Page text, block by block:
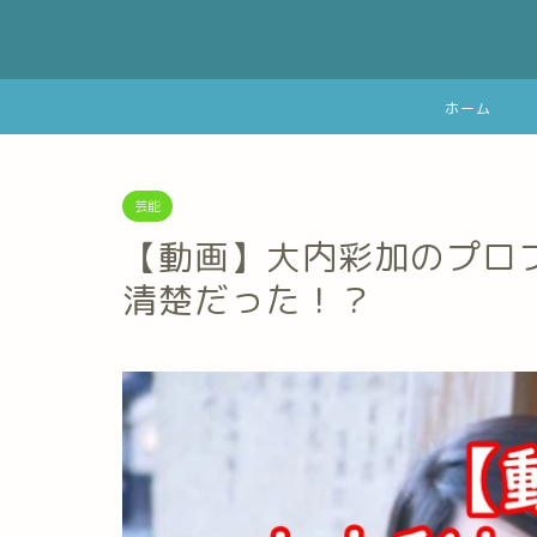
ホーム
芸能
【動画】大内彩加のプ
清楚だった！？